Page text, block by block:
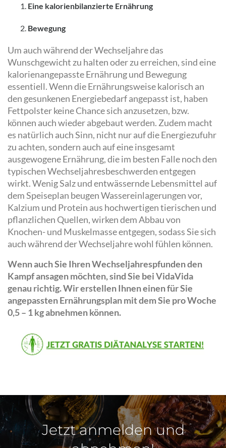
Eine kalorienbilanzierte Ernährung
Bewegung
Um auch während der Wechseljahre das
Wunschgewicht zu halten oder zu erreichen, sind eine
kalorienangepasste Ernährung und Bewegung
essentiell. Wenn die Ernährungsweise kalorisch an
den gesunkenen Energiebedarf angepasst ist, haben
Fettpolster keine Chance sich anzusetzen, bzw.
können auch wieder abgebaut werden. Zudem macht
es natürlich auch Sinn, nicht nur auf die Energiezufuhr
zu achten, sondern auch auf eine insgesamt
ausgewogene Ernährung, die im besten Falle noch den
typischen Wechseljahresbeschwerden entgegen
wirkt. Wenig Salz und entwässernde Lebensmittel auf
dem Speiseplan beugen Wassereinlagerungen vor,
Kalzium und Protein aus hochwertigen tierischen und
pflanzlichen Quellen, wirken dem Abbau von
Knochen- und Muskelmasse entgegen, sodass Sie sich
auch während der Wechseljahre wohl fühlen können.
Wenn auch Sie Ihren Wechseljahrespfunden den
Kampf ansagen möchten, sind Sie bei VidaVida
genau richtig. Wir erstellen Ihnen einen für Sie
angepassten Ernährungsplan mit dem Sie pro Woche
0,5 – 1 kg abnehmen können.
Jetzt anmelden und